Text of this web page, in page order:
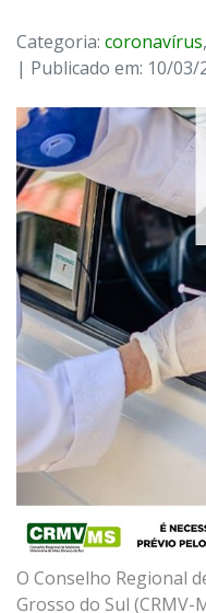
Categoria: coronavírus,
| Publicado em: 10/03/
O Conselho Regional
Grosso do Sul